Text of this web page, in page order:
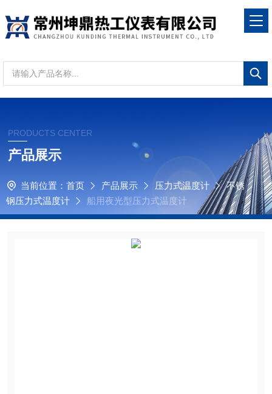
PRODUCTS CENTER
产品展示
当前位置： 首页 产品展示 压力式温度计
不锈
钢压力式温度计
船用夜光型压力式温度计